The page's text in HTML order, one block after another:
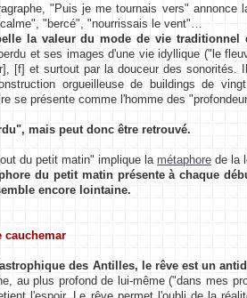
"Puis je me tournais vers"
"bercé", "nourrissais le vent"…
la valeur du mode de vie traditionnel
et ses images d'une vie idyllique ("le
[f] et surtout par la douceur des sonorités.
orgueilleuse de buildings de
se présente comme l'homme des
mais peut donc être retrouvé.
du petit matin" implique la métaphore de la
du petit matin présente à chaque
encore lointaine.
cauchemar
des Antilles, le rêve est un
au plus profond de lui-même ("dans mes